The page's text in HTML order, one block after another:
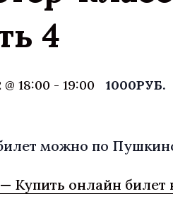
4
@ 18:00 - 19:00 1000РУБ.
можно по
Купить онлайн билет